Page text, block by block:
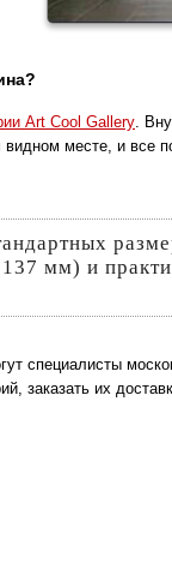
Art Cool Gallery.
месте, и все
мм) и
специалисты
заказать их